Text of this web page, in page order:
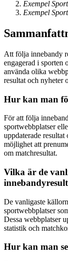
Exempel
Exempel
Att följa innebandy
engagerad i sporten
använda olika
resultat och nyheter
Hur kan man
För att följa
sportwebbplatser
uppdaterade
möjlighet att
om matchresultat.
Vilka är de
De vanligaste
sportwebbplatser
Dessa webbplatser
statistik och
Hur kan man